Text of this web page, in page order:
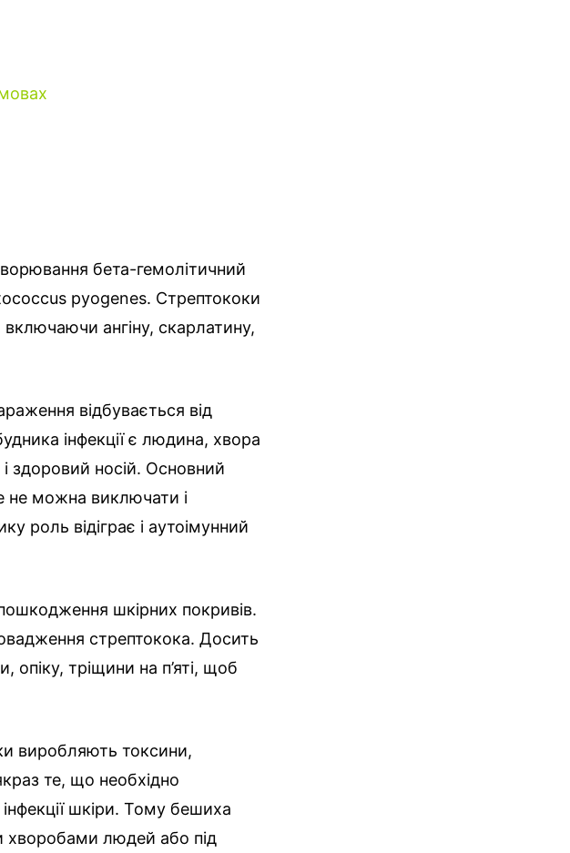
бета-гемолітичний
pyogenes. Стрептококи
ангіну, скарлатину,
відбувається від
інфекції є людина, хвора
і здоровий носій. Основний
не можна виключати і
роль відіграє і аутоімунний
шкірних покривів.
стрептокока. Досить
тріщини на п’яті, щоб
виробляють токсини,
те, що необхідно
шкіри. Тому бешиха
хворобами людей або під